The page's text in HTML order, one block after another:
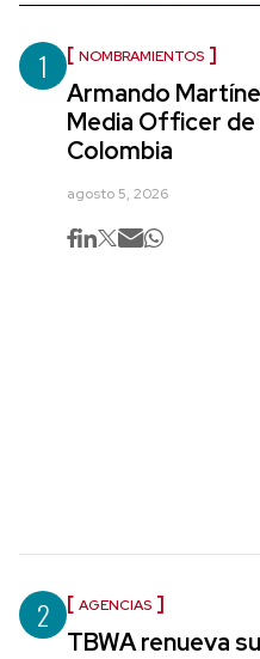
1 NOMBRAMIENTOS
Armando
Media Officer de
Colombia
agosto 5, 2026
2 AGENCIAS
TBWA renueva